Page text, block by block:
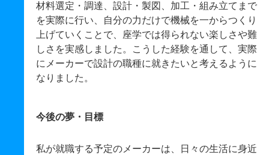
材料選定・調達、設計・製図、加工・組み立てまで
を実際に行い、自分の力だけで機械を一からつくり
上げていくことで、座学では得られない楽しさや難
しさを実感しました。こうした経験を通して、実際
にメーカーで設計の職種に就きたいと考えるように
なりました。
今後の夢・目標
私が就職する予定のメーカーは、日々の生活に身近